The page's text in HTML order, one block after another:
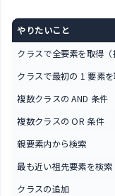
やりたいこと
クラスで全要素を取得（
クラスで最初の 1 要素
複数クラスの AND 条件
複数クラスの OR 条件
親要素内から検索
最も近い祖先要素を検索
クラスの追加